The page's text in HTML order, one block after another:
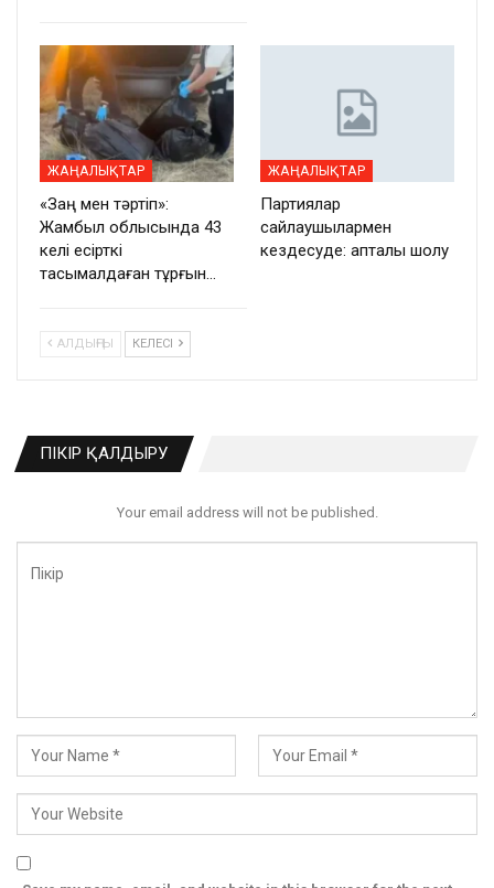
ЖАҢАЛЫҚТАР
«Заң мен тәртіп»:
Жамбыл облысында 43
келі есірткі
тасымалдаған тұрғын…
ЖАҢАЛЫҚТАР
Партиялар
сайлаушылармен
кездесуде: апталық шолу
АЛДЫҢҒЫ КЕЛЕСІ
ПІКІР ҚАЛДЫРУ
Your email address will not be published.